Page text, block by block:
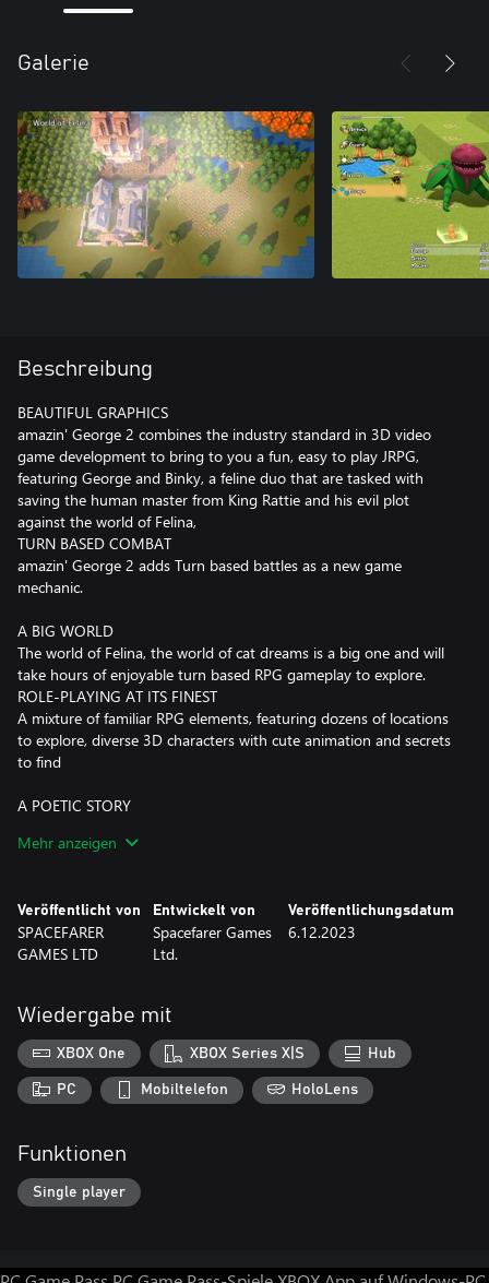
Galerie
Beschreibung
BEAUTIFUL GRAPHICS
amazin' George 2 combines the industry standard in 3D video
game development to bring to you a fun, easy to play JRPG,
featuring George and Binky, a feline duo that are tasked with
saving the human master from King Rattie and his evil plot
against the world of Felina,
TURN BASED COMBAT
amazin' George 2 adds Turn based battles as a new game
mechanic.
A BIG WORLD
The world of Felina, the world of cat dreams is a big one and will
take hours of enjoyable turn based RPG gameplay to explore.
ROLE-PLAYING AT ITS FINEST
A mixture of familiar RPG elements, featuring dozens of locations
to explore, diverse 3D characters with cute animation and secrets
to find
A POETIC STORY
Mehr anzeigen
Veröffentlicht von
SPACEFARER
GAMES LTD
Entwickelt von
Spacefarer Games
Ltd.
Veröffentlichungsdatum
6.12.2023
Wiedergabe mit
XBOX One XBOX Series X|S Hub
PC Mobiltelefon HoloLens
Funktionen
Single player